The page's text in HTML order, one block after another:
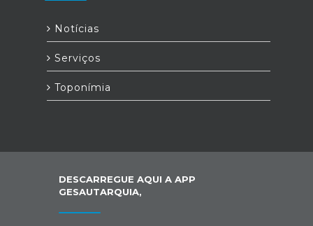
Notícias
Serviços
Toponímia
DESCARREGUE AQUI A APP
GESAUTARQUIA,